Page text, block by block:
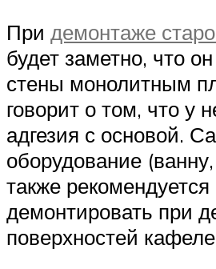
При демонтаже
будет заметно, что
стены монолитным
говорит о том, что у
адгезия с основой.
оборудование
также рекомендуется
демонтировать при
поверхностей